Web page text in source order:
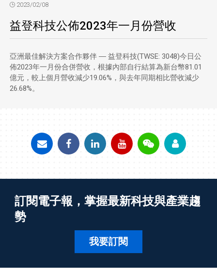
2023/02/08
益登科技公佈2023年一月份營收
亞洲最佳解決方案合作夥伴 ― 益登科技(TWSE: 3048)今日公
佈2023年一月份合併營收，根據內部自行結算為新台幣81.01
億元，較上個月營收減少19.06%，與去年同期相比營收減少
26.68%。
訂閱電子報，掌握最新科技與產業趨
勢
我要訂閱